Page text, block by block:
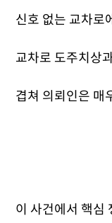
신호 없는 교차로
교차로 도주치상
겹쳐 의뢰인은 매
이 사건에서 핵심